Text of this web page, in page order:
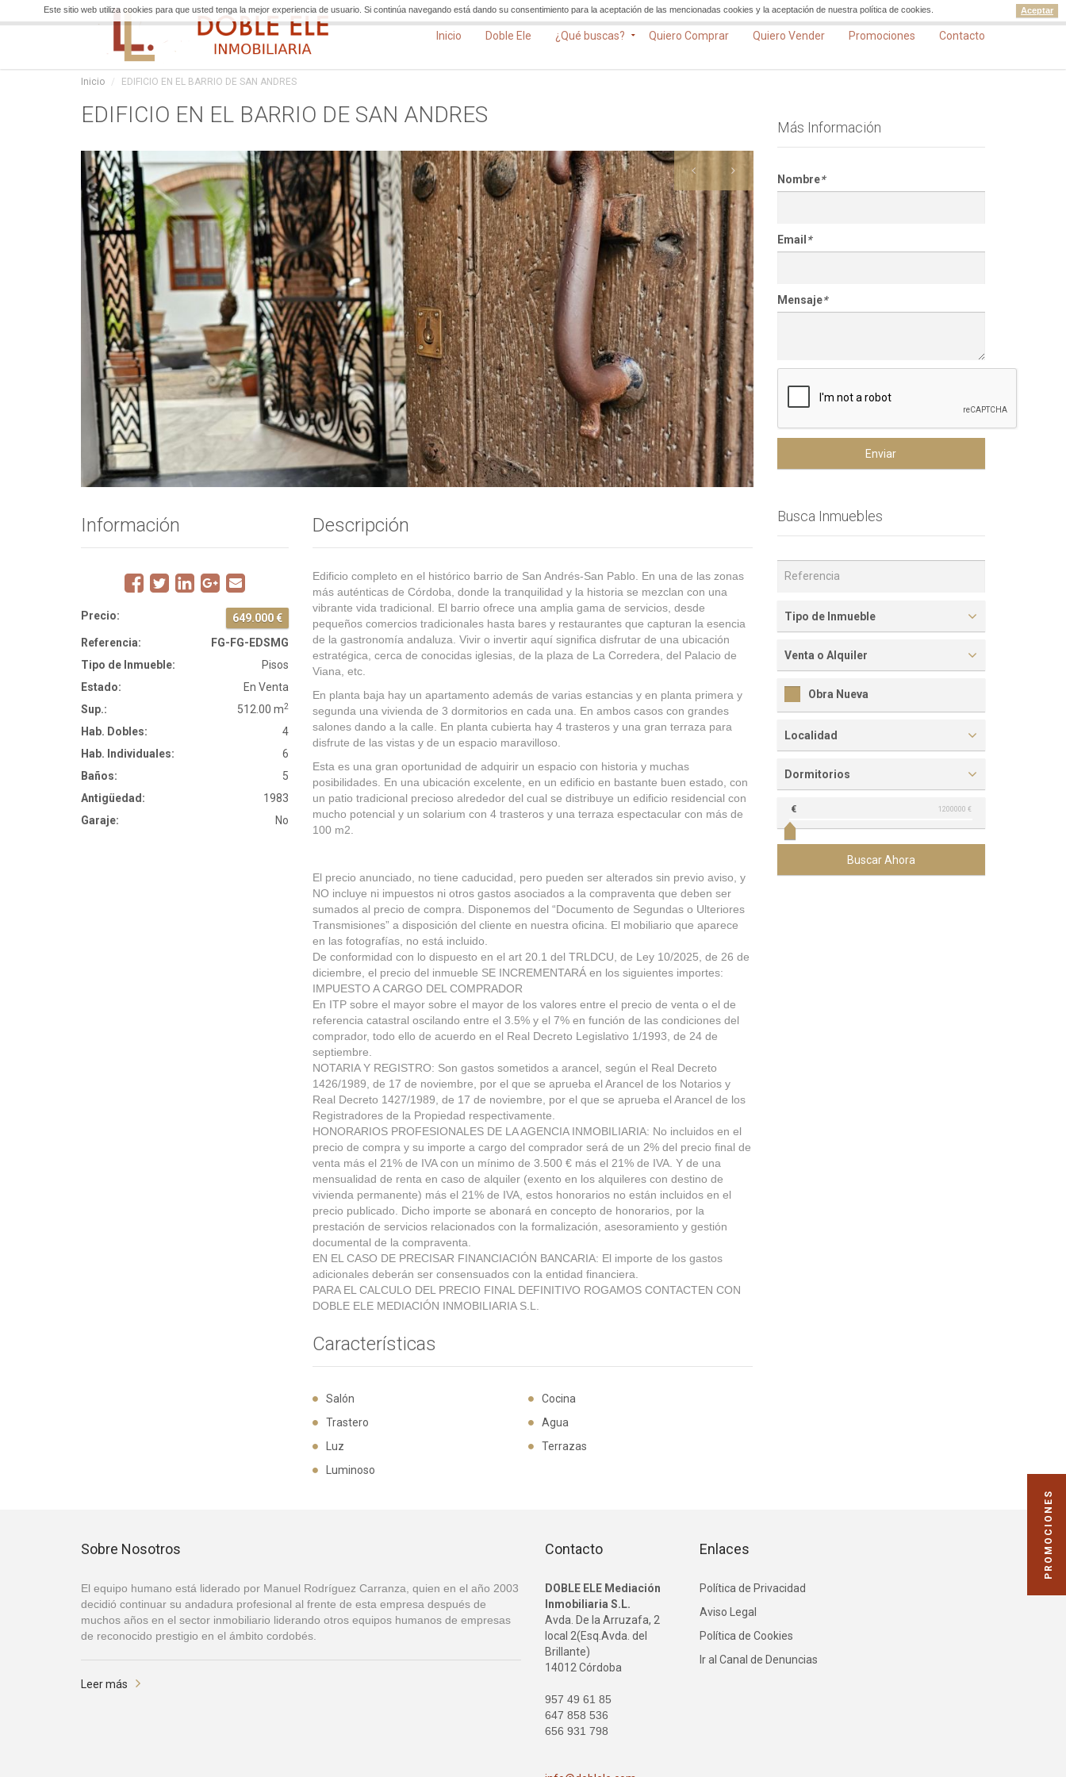
Este sitio web utiliza cookies para que usted tenga la mejor experiencia de usuario. Si continúa navegando está dando su consentimiento para la aceptación de las mencionadas cookies y la aceptación de nuestra política de cookies. Aceptar
Inicio Doble Ele ¿Qué buscas? Quiero Comprar Quiero Vender Promociones Contacto
Inicio EDIFICIO EN EL BARRIO DE SAN ANDRES
EDIFICIO EN EL BARRIO DE SAN ANDRES
EDIFICIO EN EL BARRIO DE SAN ANDRES
Información
Precio:
649.000 €
Referencia:
FG-FG-EDSMG
Tipo de Inmueble:
Pisos
Estado:
En Venta
Sup.:
512.00 m2
Hab. Dobles:
4
Hab. Individuales:
6
Baños:
5
Antigüedad:
1983
Garaje:
No
Descripción
Edificio completo en el histórico barrio de San Andrés-San Pablo. En una de las zonas
más auténticas de Córdoba, donde la tranquilidad y la historia se mezclan con una
vibrante vida tradicional. El barrio ofrece una amplia gama de servicios, desde
pequeños comercios tradicionales hasta bares y restaurantes que capturan la esencia
de la gastronomía andaluza. Vivir o invertir aquí significa disfrutar de una ubicación
estratégica, cerca de conocidas iglesias, de la plaza de La Corredera, del Palacio de
Viana, etc.
En planta baja hay un apartamento además de varias estancias y en planta primera y
segunda una vivienda de 3 dormitorios en cada una. En ambos casos con grandes
salones dando a la calle. En planta cubierta hay 4 trasteros y una gran terraza para
disfrute de las vistas y de un espacio maravilloso.
Esta es una gran oportunidad de adquirir un espacio con historia y muchas
posibilidades. En una ubicación excelente, en un edificio en bastante buen estado, con
un patio tradicional precioso alrededor del cual se distribuye un edificio residencial con
mucho potencial y un solarium con 4 trasteros y una terraza espectacular con más de
100 m2.
El precio anunciado, no tiene caducidad, pero pueden ser alterados sin previo aviso, y
NO incluye ni impuestos ni otros gastos asociados a la compraventa que deben ser
sumados al precio de compra. Disponemos del “Documento de Segundas o Ulteriores
Transmisiones” a disposición del cliente en nuestra oficina. El mobiliario que aparece
en las fotografías, no está incluido.
De conformidad con lo dispuesto en el art 20.1 del TRLDCU, de Ley 10/2025, de 26 de
diciembre, el precio del inmueble SE INCREMENTARÁ en los siguientes importes:
IMPUESTO A CARGO DEL COMPRADOR
En ITP sobre el mayor sobre el mayor de los valores entre el precio de venta o el de
referencia catastral oscilando entre el 3.5% y el 7% en función de las condiciones del
comprador, todo ello de acuerdo en el Real Decreto Legislativo 1/1993, de 24 de
septiembre.
NOTARIA Y REGISTRO: Son gastos sometidos a arancel, según el Real Decreto
1426/1989, de 17 de noviembre, por el que se aprueba el Arancel de los Notarios y
Real Decreto 1427/1989, de 17 de noviembre, por el que se aprueba el Arancel de los
Registradores de la Propiedad respectivamente.
HONORARIOS PROFESIONALES DE LA AGENCIA INMOBILIARIA: No incluidos en el
precio de compra y su importe a cargo del comprador será de un 2% del precio final de
venta más el 21% de IVA con un mínimo de 3.500 € más el 21% de IVA. Y de una
mensualidad de renta en caso de alquiler (exento en los alquileres con destino de
vivienda permanente) más el 21% de IVA, estos honorarios no están incluidos en el
precio publicado. Dicho importe se abonará en concepto de honorarios, por la
prestación de servicios relacionados con la formalización, asesoramiento y gestión
documental de la compraventa.
EN EL CASO DE PRECISAR FINANCIACIÓN BANCARIA: El importe de los gastos
adicionales deberán ser consensuados con la entidad financiera.
PARA EL CALCULO DEL PRECIO FINAL DEFINITIVO ROGAMOS CONTACTEN CON
DOBLE ELE MEDIACIÓN INMOBILIARIA S.L.
Características
Salón
Cocina
Trastero
Agua
Luz
Terrazas
Luminoso
Más Información
Nombre*
Email *
Mensaje*
Enviar
Busca Inmuebles
Tipo de Inmueble
Venta o Alquiler
Obra Nueva
Localidad
Dormitorios
1200000 €
€
Buscar Ahora
Sobre Nosotros
El equipo humano está liderado por Manuel Rodríguez Carranza, quien en el año 2003
decidió continuar su andadura profesional al frente de esta empresa después de
muchos años en el sector inmobiliario liderando otros equipos humanos de empresas
de reconocido prestigio en el ámbito cordobés.
Leer más
Contacto
DOBLE ELE Mediación
Inmobiliaria S.L.
Avda. De la Arruzafa, 2
local 2(Esq.Avda. del
Brillante)
14012 Córdoba
957 49 61 85
647 858 536
656 931 798
Enlaces
Política de Privacidad
Aviso Legal
Política de Cookies
Ir al Canal de Denuncias
PROMOCIONES